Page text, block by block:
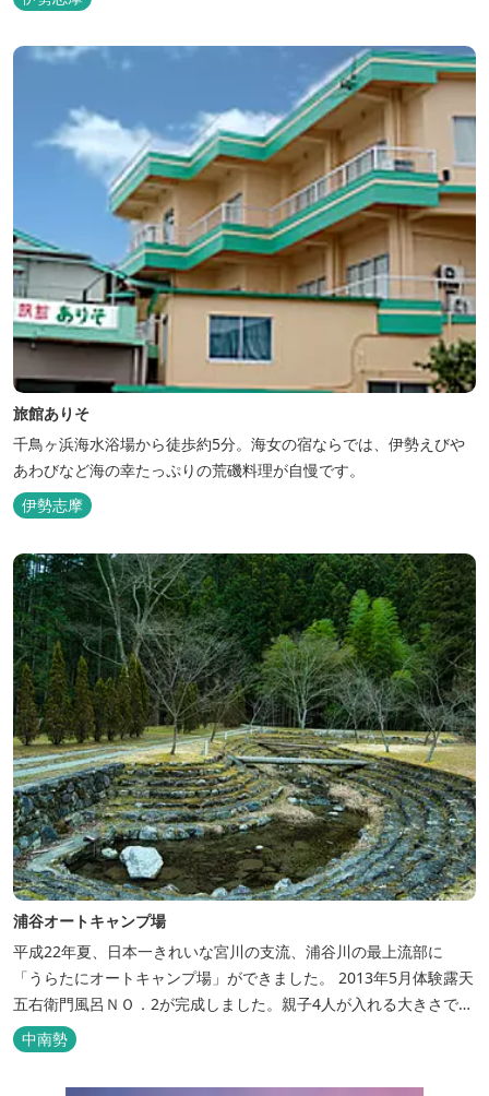
旅館ありそ
千鳥ヶ浜海水浴場から徒歩約5分。海女の宿ならでは、伊勢えびや
あわびなど海の幸たっぷりの荒磯料理が自慢です。
伊勢志摩
浦谷オートキャンプ場
平成22年夏、日本一きれいな宮川の支流、浦谷川の最上流部に
「うらたにオートキャンプ場」ができました。 2013年5月体験露天
五右衛門風呂ＮＯ．2が完成しました。親子4人が入れる大きさで
す。中には腰掛けもあり、ゆっくり、星やホタルを見る事ができま
す。ひのきの香り漂う特製五右衛門風呂を自分で沸かし、入浴しま
せんか？ 同時にデッキ付ひのき小屋も完成しました。是非ご利用く
中南勢